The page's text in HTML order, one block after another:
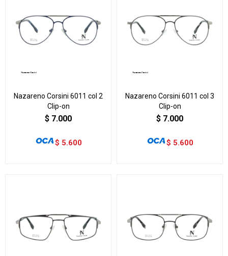
Nazareno Corsini 6011 col 2
Clip-on
$ 7.000
$ 5.600
Nazareno Corsini 6011 col 3
Clip-on
$ 7.000
$ 5.600